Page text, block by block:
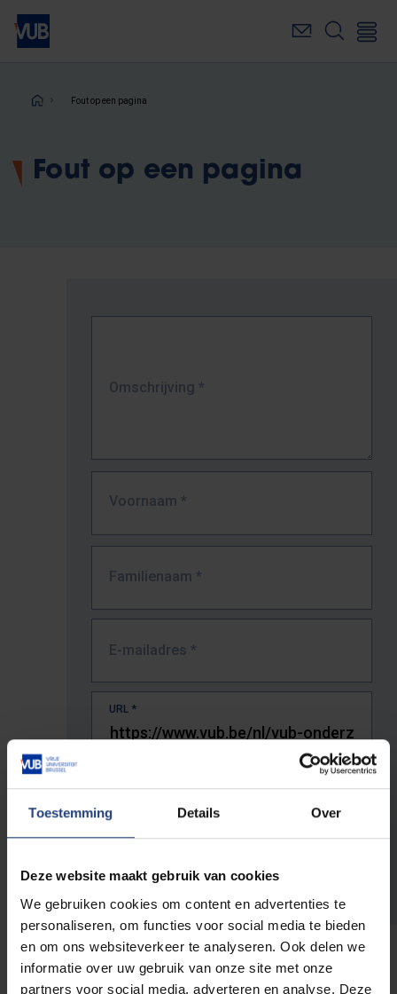
Toestemming Details Over
Deze website maakt gebruik van cookies
We gebruiken cookies om content en advertenties te
personaliseren, om functies voor social media te bieden
en om ons websiteverkeer te analyseren. Ook delen we
informatie over uw gebruik van onze site met onze
partners voor social media, adverteren en analyse. Deze
Overslaan
naar
inhoudKruimelpad
Fout op een pagina
Fout op een pagina
Omschrijving *
Voornaam *
Familienaam *
E-mailadres *
URL *
De volledige URL van de pagina waar je de fout zag.